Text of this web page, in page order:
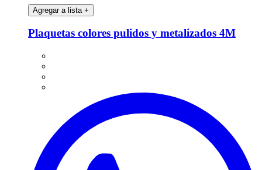
Agregar a lista +
Plaquetas colores pulidos y metalizados 4M